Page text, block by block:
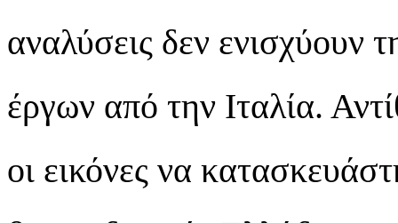
αναλύσεις δεν ενισχύουν
έργων από την Ιταλία.
οι εικόνες να